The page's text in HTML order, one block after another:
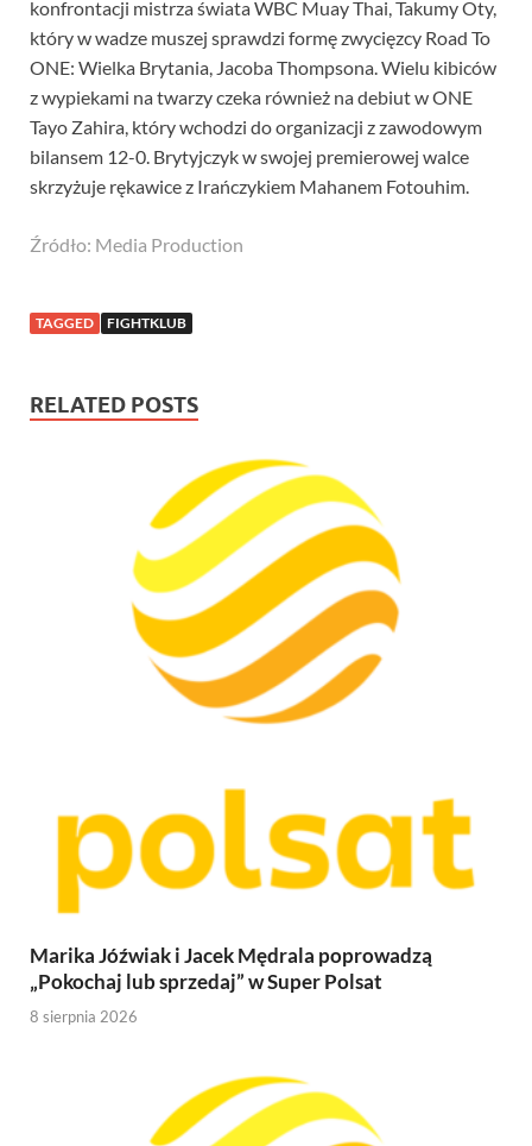
konfrontacji mistrza świata WBC Muay Thai, Takumy Oty,
który w wadze muszej sprawdzi formę zwycięzcy Road To
ONE: Wielka Brytania, Jacoba Thompsona. Wielu kibiców
z wypiekami na twarzy czeka również na debiut w ONE
Tayo Zahira, który wchodzi do organizacji z zawodowym
bilansem 12-0. Brytyjczyk w swojej premierowej walce
skrzyżuje rękawice z Irańczykiem Mahanem Fotouhim.
Źródło: Media Production
TAGGED FIGHTKLUB
RELATED POSTS
Marika Jóźwiak i Jacek Mędrala poprowadzą
„Pokochaj lub sprzedaj” w Super Polsat
8 sierpnia 2026